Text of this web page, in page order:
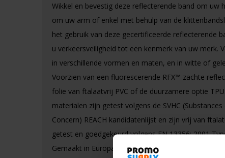
Wikkel en bevestig deze reflecterende band om uw
om uw arm of enkel met behulp van de
het gebruik van deze gecertificeerde reflecterende
u verkeersveiligheid tot een kenmerk van uw merk.
in verschillende vormen en maten, en in witte of
Voorzien van een fluorescerende RFX™ zachte
folie van ftalaatvrij PVC of de duurzamere optie
materialen zijn getest volgens de SVHC (Substances
Concern) REACH kandidatenlijst en zijn vrij van
getest en goedgekeurd volgens EN 13356: 2001
Gemaakt in Europa